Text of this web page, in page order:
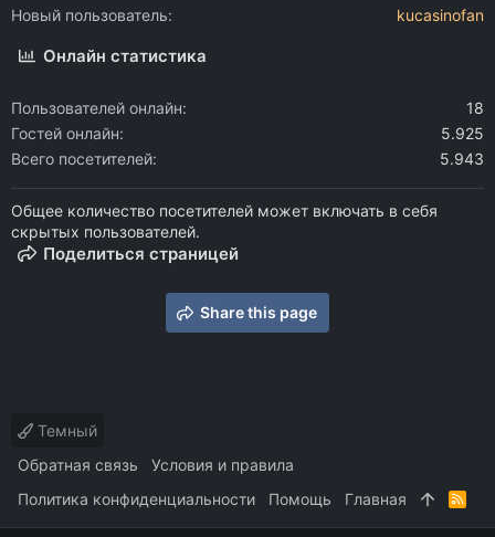
Новый пользователь
kucasinofan
Онлайн статистика
Пользователей онлайн
18
Гостей онлайн
5.925
Всего посетителей
5.943
Общее количество посетителей может включать в себя
скрытых пользователей.
Поделиться страницей
Share this page
Темный
Обратная связь
Условия и правила
Политика конфиденциальности
Помощь Главная
R
S